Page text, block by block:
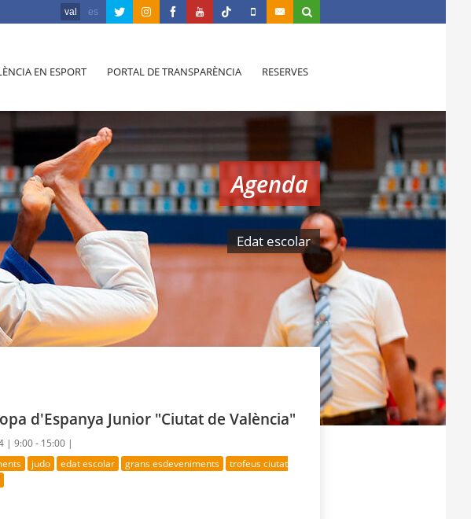
val es
EN ESPORT PORTAL DE TRANSPARÈNCIA RESERVES
Agenda
Edat escolar
d'Espanya Junior "Ciutat de València"
|9:00 - 15:00 |
judo edat escolar grans esdeveniments
trofeus ciutat